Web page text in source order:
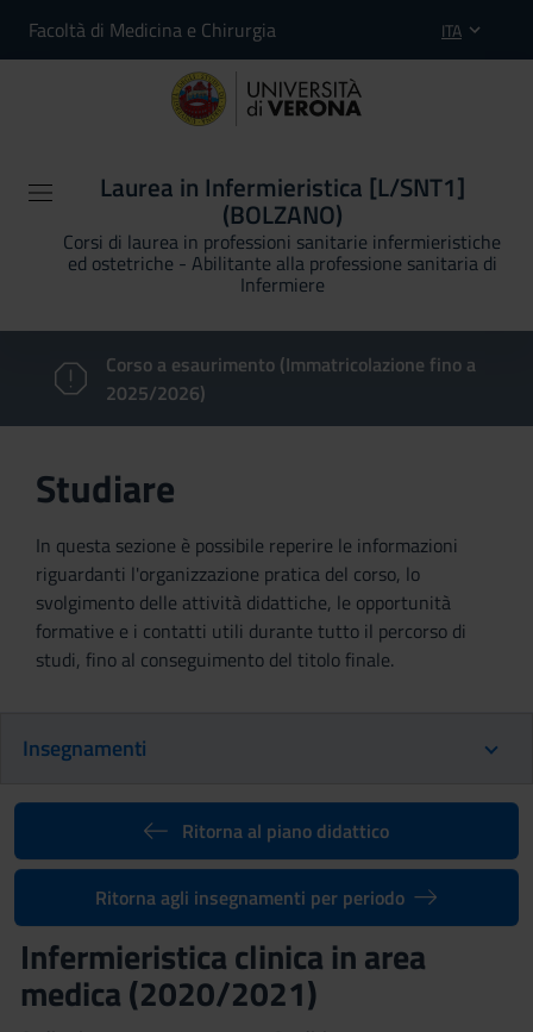
Facoltà di Medicina e Chirurgia ITA
Laurea in Infermieristica [L/SNT1]
(BOLZANO)
Corsi di laurea in professioni sanitarie infermieristiche
ed ostetriche - Abilitante alla professione sanitaria di
Infermiere
Corso a esaurimento (Immatricolazione fino a
2025/2026)
Studiare
In questa sezione è possibile reperire le informazioni
riguardanti l'organizzazione pratica del corso, lo
svolgimento delle attività didattiche, le opportunità
formative e i contatti utili durante tutto il percorso di
studi, fino al conseguimento del titolo finale.
Insegnamenti
Ritorna al piano didattico
Ritorna agli insegnamenti per periodo
Infermieristica clinica in area
medica (2020/2021)